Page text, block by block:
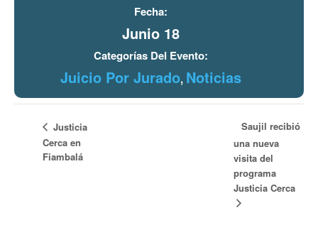
Fecha:
Junio 18
Categorías Del Evento:
Juicio Por Jurado, Noticias
Justicia
Cerca en
Fiambalá
Saujil recibió
una nueva
visita del
programa
Justicia Cerca